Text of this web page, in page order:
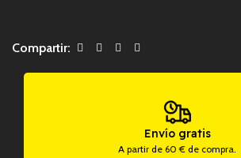
Compartir:
Envío gratis
A partir de 60 € de compra.